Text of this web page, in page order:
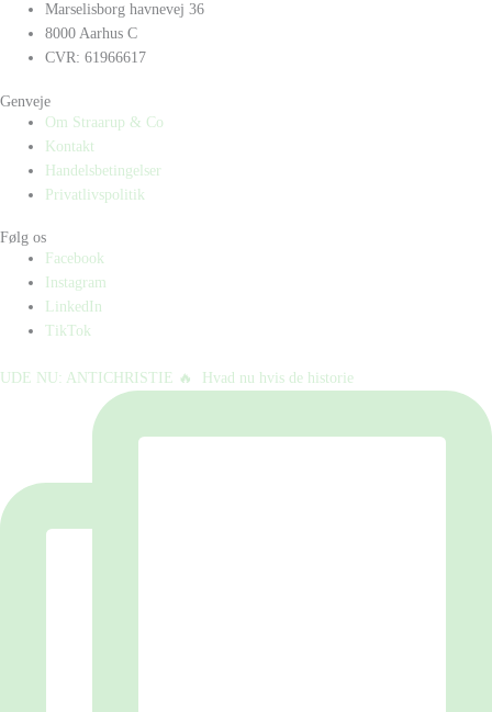
Marselisborg havnevej 36
8000 Aarhus C
CVR: 61966617
Genveje
Om Straarup & Co
Kontakt
Handelsbetingelser
Privatlivspolitik
Følg os
Facebook
Instagram
LinkedIn
TikTok
UDE NU: ANTICHRISTIE 🔥⁠ ⁠ Hvad nu hvis de historie